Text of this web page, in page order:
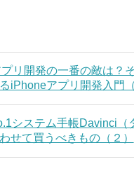
リ開発の一番の敵は？
iPhoneアプリ開発入門（
システム手帳Davinci（
せて買うべきもの（２）